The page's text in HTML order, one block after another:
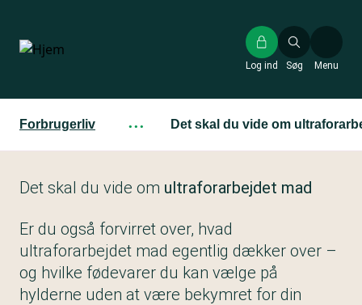
hovedindhold
Søg
Log ind Menu
Forbrugerliv ··· Det skal du vide om
Det skal du vide om ultraforarbejdet mad
Er du også forvirret over, hvad
ultraforarbejdet mad egentlig dækker over –
og hvilke fødevarer du kan vælge på
hylderne uden at være bekymret for din